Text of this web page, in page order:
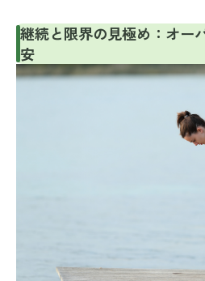
継続と限界の見極め：オー
安